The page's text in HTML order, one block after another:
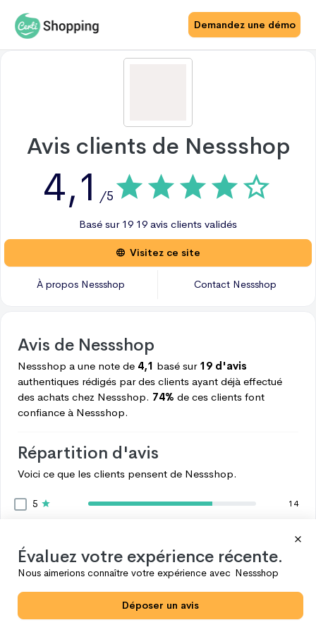
Demandez une démo
Avis clients de Nessshop
4,1 /5
Basé sur 19 19 avis clients validés
Visitez ce site
À propos Nessshop Contact Nessshop
Avis de Nessshop
Nessshop a une note de 4,1 basé sur 19 d'avis
authentiques rédigés par des clients ayant déjà effectué
des achats chez Nessshop. 74% de ces clients font
confiance à Nessshop.
Répartition d'avis
Voici ce que les clients pensent de Nessshop.
5 14
0
Voir plus
Évaluez votre expérience récente.
Nous aimerions connaître votre expérience avec Nessshop
Déposer un avis